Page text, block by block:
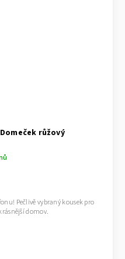
růžový
Pečlivě vybraný kousek pro
domov.